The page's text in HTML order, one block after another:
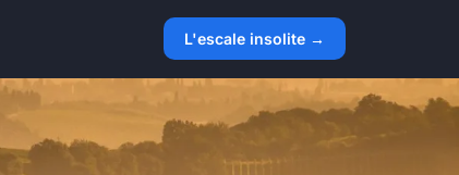
L'escale insolite →